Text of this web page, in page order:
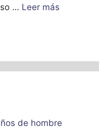
… Leer más
de hombre